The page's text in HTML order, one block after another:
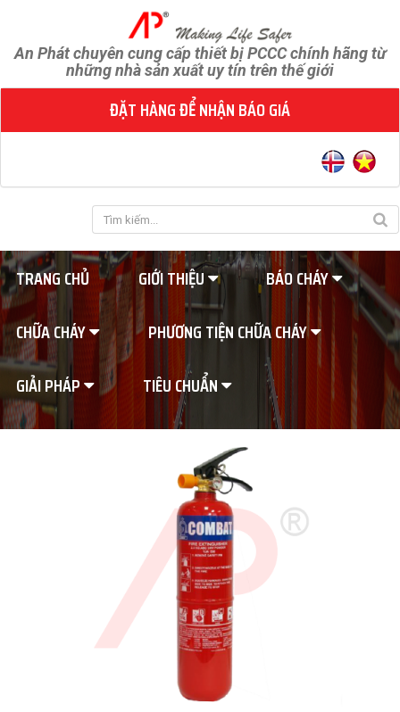
An Phát chuyên cung cấp thiết bị PCCC chính hãng từ
những nhà sản xuất uy tín trên thế giới
ĐẶT HÀNG ĐỂ NHẬN BÁO GIÁ
TRANG CHỦ GIỚI THIỆU
BÁO CHÁY
CHỮA CHÁY
PHƯƠNG TIỆN CHỮA CHÁY
GIẢI PHÁP
TIÊU CHUẨN